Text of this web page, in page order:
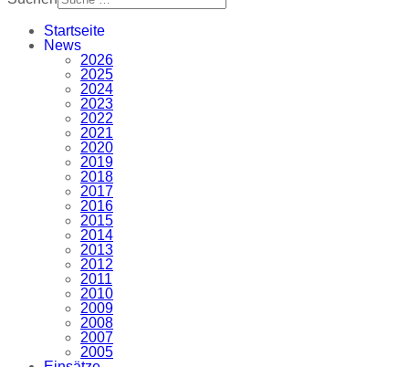
Startseite
News
2026
2025
2024
2023
2022
2021
2020
2019
2018
2017
2016
2015
2014
2013
2012
2011
2010
2009
2008
2007
2005